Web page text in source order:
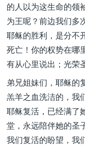
的人以为这生命的领
为王呢？前边我们多
耶稣的胜利，是分不
死亡！你的权势在哪
有从心里说出；光荣
弟兄姐妹们，耶稣的
羔羊之血洗洁的，我
耶稣复活，已经满了
堂，永远陪伴她的圣
我们复活的盼望，我